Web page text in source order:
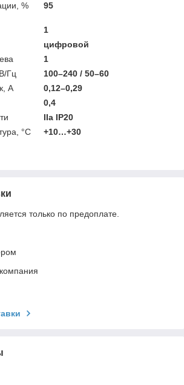
%
95
1
цифровой
1
Гц
100–240 / 50–60
А
0,12–0,29
0,4
IIa IP20
°C
+10…+30
только по предоплате.